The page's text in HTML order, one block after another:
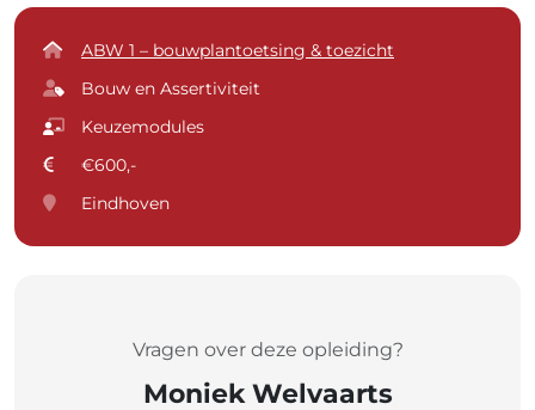
ABW 1 – bouwplantoetsing & toezicht
Bouw en Assertiviteit
Keuzemodules
€600,-
Eindhoven
Vragen over deze opleiding?
Moniek Welvaarts